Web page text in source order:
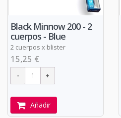
Black Minnow 200 - 2
cuerpos - Blue
2 cuerpos x blister
15,25 €
Añadir